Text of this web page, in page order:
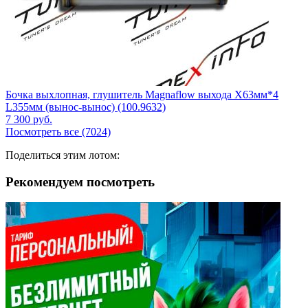
Бочка выхлопная, глушитель Magnaflow выхода X63мм*4
L355мм (вынос-вынос) (100.9632)
7 300 руб.
Посмотреть все (7024)
Поделиться этим лотом:
Рекомендуем посмотреть